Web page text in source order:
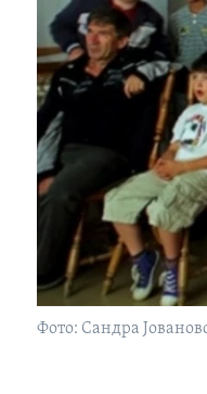
Фото: Сандра